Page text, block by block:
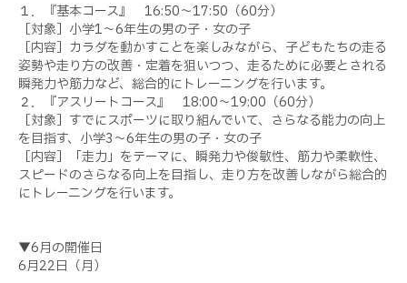
１．『基本コース』 16:50～17:50（60分）
［対象］小学1～6年生の男の子・女の子
［内容］カラダを動かすことを楽しみながら、子どもたちの走る
姿勢や走り方の改善・定着を狙いつつ、走るために必要とされる
瞬発力や筋力など、総合的にトレーニングを行います。
２．『アスリートコース』 18:00～19:00（60分）
［対象］すでにスポーツに取り組んでいて、さらなる能力の向上
を目指す、小学3～6年生の男の子・女の子
［内容］「走力」をテーマに、瞬発力や俊敏性、筋力や柔軟性、
スピードのさらなる向上を目指し、走り方を改善しながら総合的
にトレーニングを行います。
▼6月の開催日
6月22日（月）